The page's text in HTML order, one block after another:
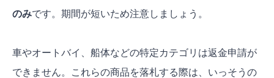
のみです。期間が短いため注意しましょう。
車やオートバイ、船体などの特定カテゴリは返金申請が
できません。これらの商品を落札する際は、いっそうの